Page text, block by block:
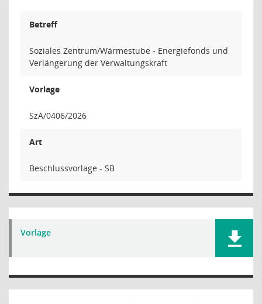
Betreff
Soziales Zentrum/Wärmestube - Energiefonds und
Verlängerung der Verwaltungskraft
Vorlage
SzA/0406/2026
Art
Beschlussvorlage - SB
Vorlage